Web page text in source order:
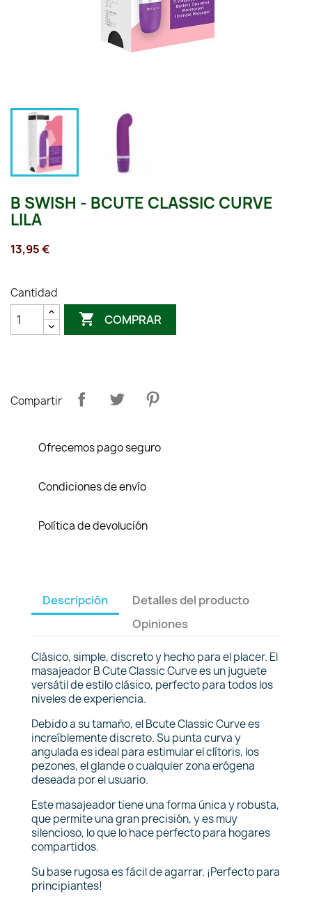
B SWISH - BCUTE CLASSIC CURVE
LILA
13,95 €
Cantidad
 COMPRAR
Compartir
Ofrecemos pago seguro
Condiciones de envío
Política de devolución
Descripción
Detalles del producto
Opiniones
Clásico, simple, discreto y hecho para el placer. El
masajeador B Cute Classic Curve es un juguete
versátil de estilo clásico, perfecto para todos los
niveles de experiencia.
Debido a su tamaño, el Bcute Classic Curve es
increíblemente discreto. Su punta curva y
angulada es ideal para estimular el clítoris, los
pezones, el glande o cualquier zona erógena
deseada por el usuario.
Este masajeador tiene una forma única y robusta,
que permite una gran precisión, y es muy
silencioso, lo que lo hace perfecto para hogares
compartidos.
Su base rugosa es fácil de agarrar. ¡Perfecto para
principiantes!